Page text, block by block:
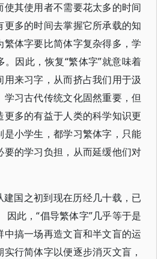
其使用者不需要花太多的时间
多的时间去掌握它所承载的知
体字要比简体字复杂得多，学
。因此，恢复“繁体字”就意味着
来习字，从而挤占我们用于汲
习古代传统文化固然重要，但
更多的有益于人类的科学知识更
是小学生，都学习繁体字，只能
要的学习负担，从而延缓他们对
建国之初到现在历经几十载，已
因此，“倡导繁体字”几乎等于是
搞一场再造文盲和半文盲的运
行简体字以便逐步消灭文盲，